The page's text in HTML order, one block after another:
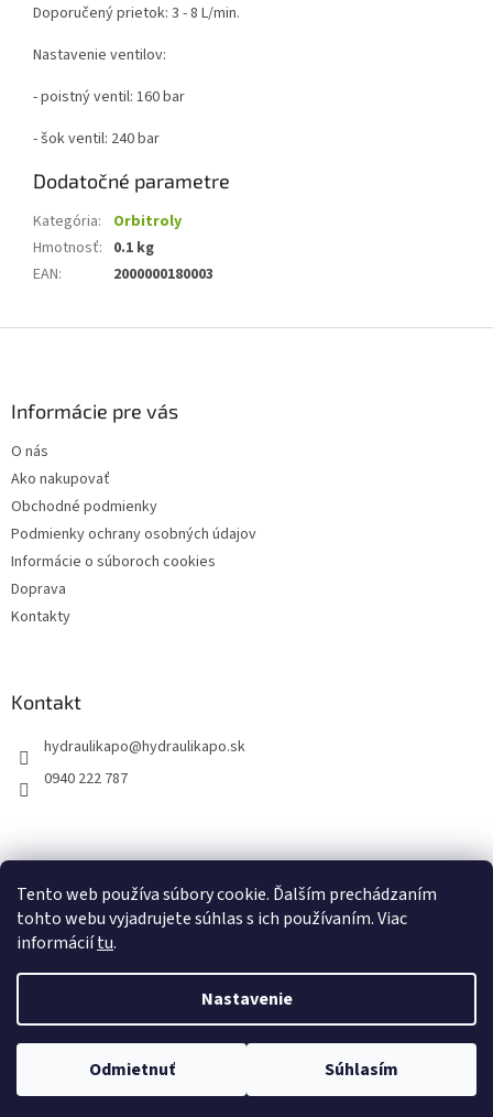
Tento web používa súbory cookie. Ďalším prechádzaním
tohto webu vyjadrujete súhlas s ich používaním. Viac
informáciítu.
Nastavenie
Odmietnuť Súhlasím
Doporučený prietok: 3 - 8 L/min.
Nastavenie ventilov:
- poistný ventil: 160 bar
- šok ventil: 240 bar
Dodatočné parametre
Kategória:
Orbitroly
Hmotnosť: 0.1 kg
EAN: 2000000180003
Informácie pre vás
O nás
Ako nakupovať
Obchodné podmienky
Podmienky ochrany osobných údajov
Informácie o súboroch cookies
Doprava
Kontakty
Kontakt
hydraulikapo@hydraulikapo.sk
0940 222 787
Vytvoril Shoptet
Copyright 2026HYDRAULIKA PO . Všetky práva vyhradené.